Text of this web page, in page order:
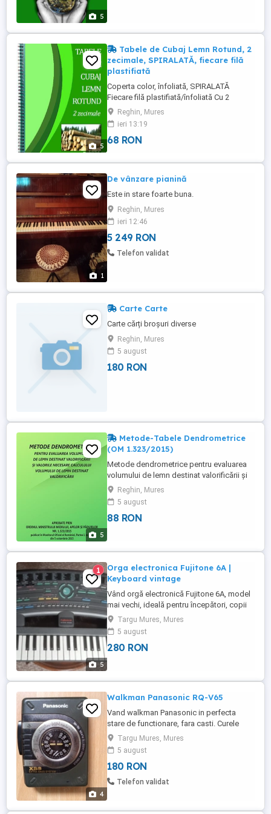
5
5
Tabele de Cubaj Lemn Rotund, 2
zecimale, SPIRALATĂ, fiecare filă
plastifiată
Coperta color, înfoliată, SPIRALATĂ
Fiecare filă plastifiată/înfoliată Cu 2
zecimale, din 10 în 10 cm Cu diametru de
la 10 la 105 cm i cu lungimea de la 0,50 ml
la 30 ml
Reghin, Mures
ieri 13:19
68 RON
1
De vânzare pianină
Este in stare foarte buna.
Reghin, Mures
ieri 12:46
5 249 RON
Telefon validat
Carte Carte
Carte cărți broșuri diverse
Reghin, Mures
5 august
180 RON
5
Metode-Tabele Dendrometrice
(OM 1.323/2015)
Metode dendrometrice pentru evaluarea
volumului de lemn destinat valorificării şi
valorile necesare calculului volumului de
lemn destinat valorificării Broşură format
B5, 297 pagini Coperta color
Reghin, Mures
5 august
88 RON
5
1
Orga electronica Fujitone 6A |
Keyboard vintage
Vând orgă electronică Fujitone 6A, model
mai vechi, ideală pentru începători, copii
sau colecționari de instrumente vintage. -
Stare: foarte bună - Funcționează perfect -
Alimentare: adaptor 9V sau baterii (vezi
eticheta) - Difuzoare încorporate - Mai
Targu Mures, Mures
5 august
280 RON
4
Walkman Panasonic RQ-V65
Vand walkman Panasonic in perfecta
stare de functionare, fara casti. Curele
schimbate (noi), radio FM AM, extra bass,
cap fara uzura. Pret negociabil.
Targu Mures, Mures
5 august
180 RON
Telefon validat